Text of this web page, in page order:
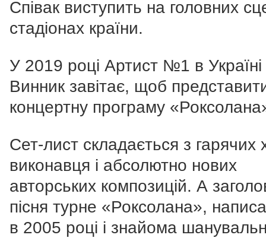
Співак виступить на головних
стадіонах країни.
У 2019 році Артист №1 в
Винник завітає, щоб
концертну програму
Сет-лист складається з гарячих
виконавця і абсолютно нових
авторських композицій. А
пісня турне «Роксолана»,
в 2005 році і знайома